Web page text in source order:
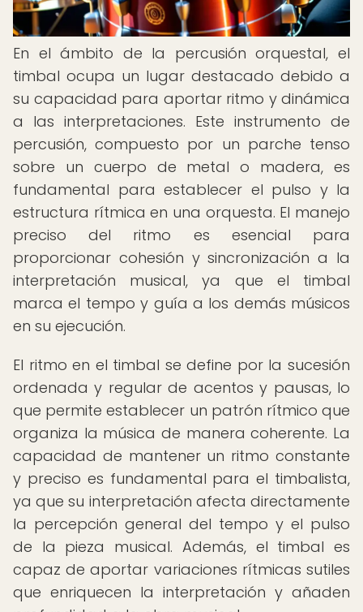
En el ámbito de la percusión orquestal, el
timbal ocupa un lugar destacado debido a
su capacidad para aportar ritmo y dinámica
a las interpretaciones. Este instrumento de
percusión, compuesto por un parche tenso
sobre un cuerpo de metal o madera, es
fundamental para establecer el pulso y la
estructura rítmica en una orquesta. El manejo
preciso del ritmo es esencial para
proporcionar cohesión y sincronización a la
interpretación musical, ya que el timbal
marca el tempo y guía a los demás músicos
en su ejecución.
El ritmo en el timbal se define por la sucesión
ordenada y regular de acentos y pausas, lo
que permite establecer un patrón rítmico que
organiza la música de manera coherente. La
capacidad de mantener un ritmo constante
y preciso es fundamental para el timbalista,
ya que su interpretación afecta directamente
la percepción general del tempo y el pulso
de la pieza musical. Además, el timbal es
capaz de aportar variaciones rítmicas sutiles
que enriquecen la interpretación y añaden